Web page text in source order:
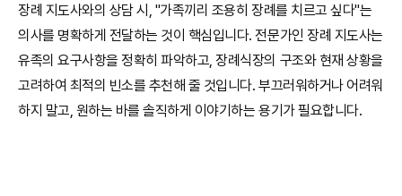
장례 지도사와의 상담 시, "가족끼리 조용히 장례를 치르고 싶다"는
의사를 명확하게 전달하는 것이 핵심입니다. 전문가인 장례 지도사는
유족의 요구사항을 정확히 파악하고, 장례식장의 구조와 현재 상황을
고려하여 최적의 빈소를 추천해 줄 것입니다. 부끄러워하거나 어려워
하지 말고, 원하는 바를 솔직하게 이야기하는 용기가 필요합니다.